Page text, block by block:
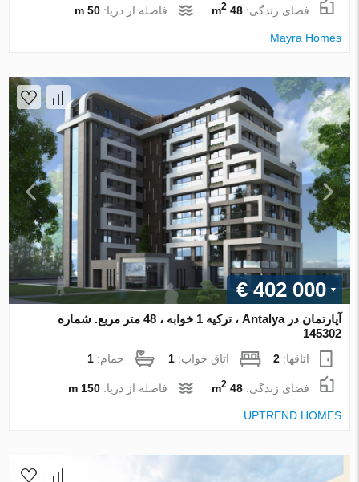
فضای زندگی:48 m
2 فاصله از دریا:50 m
Mayra Homes
€ 402 000
آپارتمان در Antalya ، ترکیه 1 خوابه ، 48 متر مربع. شماره
145302
اتاقها:2 اتاق خواب:1 حمام:1
فضای زندگی:48 m
2 فاصله از دریا:150 m
UPTREND HOMES